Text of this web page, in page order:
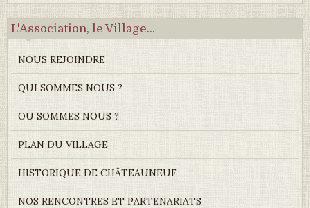
L'Association, le Village...
NOUS REJOINDRE
QUI SOMMES NOUS ?
OU SOMMES NOUS ?
PLAN DU VILLAGE
HISTORIQUE DE CHÂTEAUNEUF
NOS RENCONTRES ET PARTENARIATS